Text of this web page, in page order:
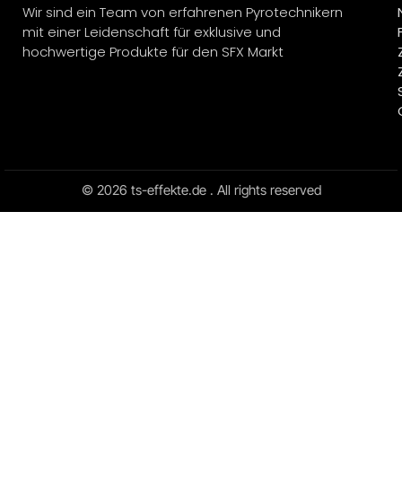
Wir sind ein Team von erfahrenen Pyrotechnikern
mit einer Leidenschaft für exklusive und
hochwertige Produkte für den SFX Markt
© 2026 ts-effekte.de . All rights reserved